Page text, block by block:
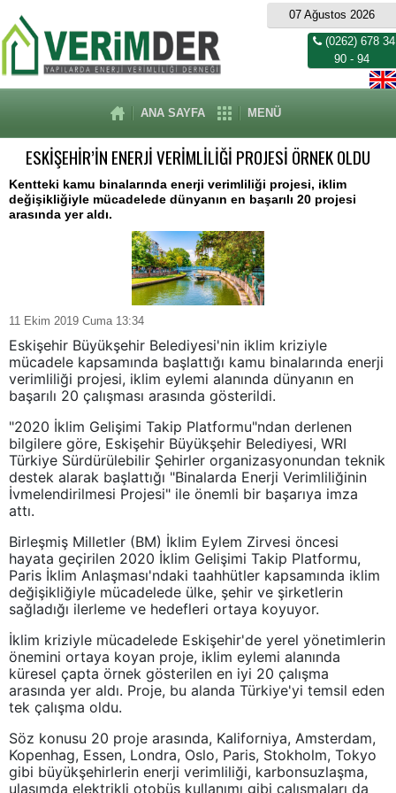
07 Ağustos 2026
(0262) 678 34
90 - 94
ANA SAYFA MENÜ
ESKİŞEHİR’İN ENERJİ VERİMLİLİĞİ PROJESİ ÖRNEK OLDU
Kentteki kamu binalarında enerji verimliliği projesi, iklim
değişikliğiyle mücadelede dünyanın en başarılı 20 projesi
arasında yer aldı.
11 Ekim 2019 Cuma 13:34
Eskişehir Büyükşehir Belediyesi'nin iklim kriziyle
mücadele kapsamında başlattığı kamu binalarında enerji
verimliliği projesi, iklim eylemi alanında dünyanın en
başarılı 20 çalışması arasında gösterildi.
"2020 İklim Gelişimi Takip Platformu"ndan derlenen
bilgilere göre, Eskişehir Büyükşehir Belediyesi, WRI
Türkiye Sürdürülebilir Şehirler organizasyonundan teknik
destek alarak başlattığı "Binalarda Enerji Verimliliğinin
İvmelendirilmesi Projesi" ile önemli bir başarıya imza
attı.
Birleşmiş Milletler (BM) İklim Eylem Zirvesi öncesi
hayata geçirilen 2020 İklim Gelişimi Takip Platformu,
Paris İklim Anlaşması'ndaki taahhütler kapsamında iklim
değişikliğiyle mücadelede ülke, şehir ve şirketlerin
sağladığı ilerleme ve hedefleri ortaya koyuyor.
İklim kriziyle mücadelede Eskişehir'de yerel yönetimlerin
önemini ortaya koyan proje, iklim eylemi alanında
küresel çapta örnek gösterilen en iyi 20 çalışma
arasında yer aldı. Proje, bu alanda Türkiye'yi temsil eden
tek çalışma oldu.
Söz konusu 20 proje arasında, Kaliforniya, Amsterdam,
Kopenhag, Essen, Londra, Oslo, Paris, Stokholm, Tokyo
gibi büyükşehirlerin enerji verimliliği, karbonsuzlaşma,
ulaşımda elektrikli otobüs kullanımı gibi çalışmaları da